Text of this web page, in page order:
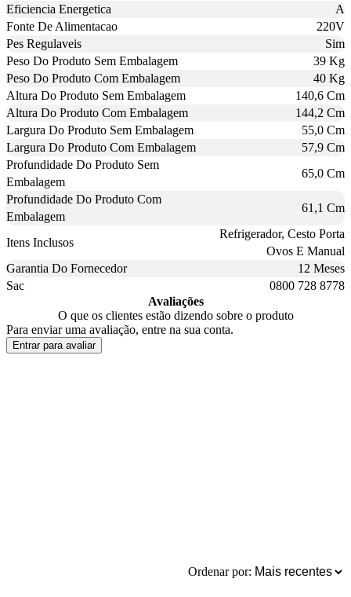
Eficiencia Energetica
A
Fonte De Alimentacao
220V
Pes Regulaveis
Sim
Peso Do Produto Sem Embalagem
39 Kg
Peso Do Produto Com Embalagem
40 Kg
Altura Do Produto Sem Embalagem
140,6 Cm
Altura Do Produto Com Embalagem
144,2 Cm
Largura Do Produto Sem Embalagem
55,0 Cm
Largura Do Produto Com Embalagem
57,9 Cm
Profundidade Do Produto Sem
Embalagem
65,0 Cm
Profundidade Do Produto Com
Embalagem
61,1 Cm
Itens Inclusos
Refrigerador, Cesto Porta
Ovos E Manual
Garantia Do Fornecedor
12 Meses
Sac
0800 728 8778
Avaliações
O que os clientes estão dizendo sobre o produto
Para enviar uma avaliação, entre na sua conta.
Entrar para avaliar
Ordenar por: